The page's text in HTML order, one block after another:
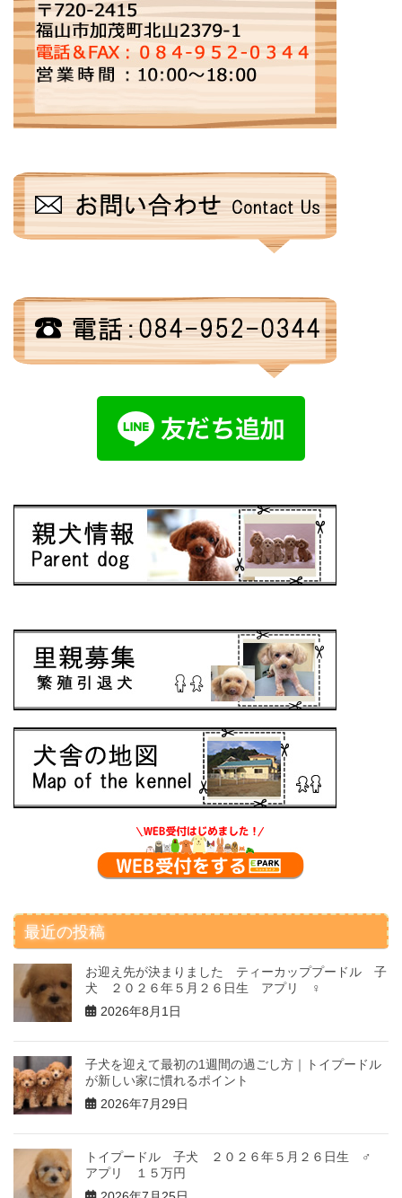
最近の投稿
お迎え先が決まりました ティーカッププードル 子
犬 ２０２６年５月２６日生 アプリ ♀
2026年8月1日
子犬を迎えて最初の1週間の過ごし方｜トイプードル
が新しい家に慣れるポイント
2026年7月29日
トイプードル 子犬 ２０２６年５月２６日生 ♂
アプリ １５万円